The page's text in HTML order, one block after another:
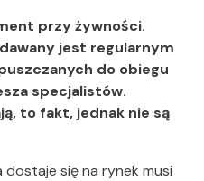
przy żywności.
jest regularnym
do obiegu
specjalistów.
to fakt, jednak nie są
się na rynek musi